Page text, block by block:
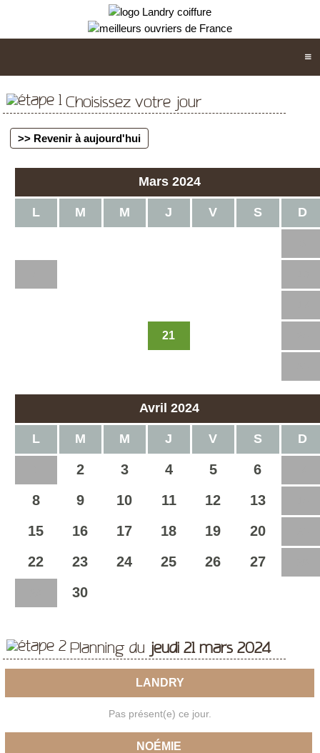
Choisissez votre jour
>> Revenir à aujourd'hui
Mars 2024
L M M J V S D
21
Avril 2024
L M M J V S D
2 3 4 5 6
8 9 10 11 12 13
15 16 17 18 19 20
22 23 24 25 26 27
30
Planning du jeudi 21 mars 2024
LANDRY
Pas présent(e) ce jour.
NOÉMIE